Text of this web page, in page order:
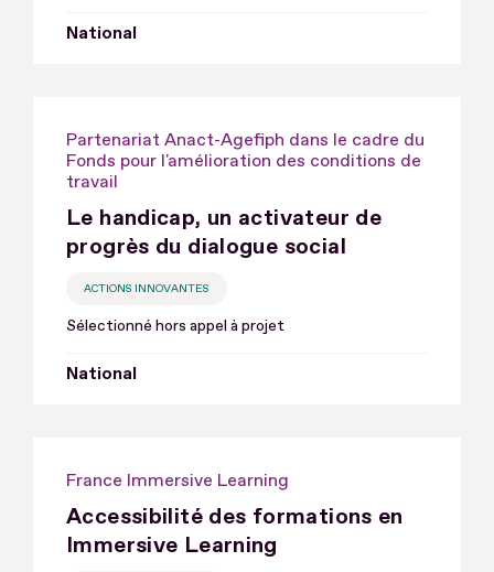
National
Partenariat Anact-Agefiph dans le cadre du
Fonds pour l'amélioration des conditions de
travail
Le handicap, un activateur de
progrès du dialogue social
ACTIONS INNOVANTES
Sélectionné hors appel à projet
National
France Immersive Learning
Accessibilité des formations en
Immersive Learning